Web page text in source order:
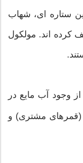
ستاره ای، شهاب
کرده اند. مولکول
وجود آب مایع در
(قمرهای مشتری) و